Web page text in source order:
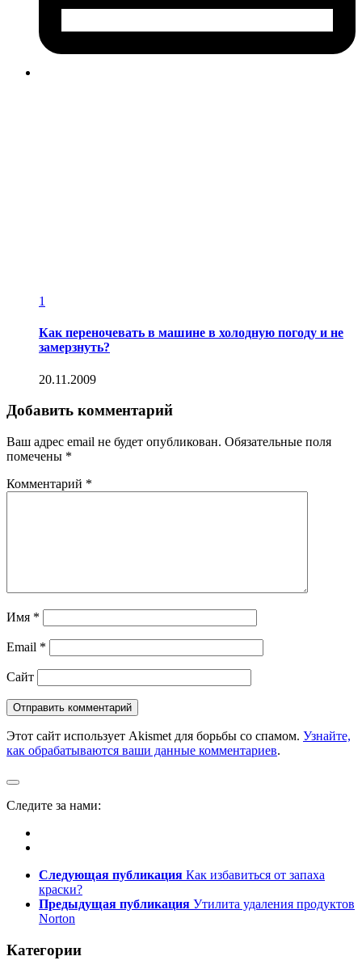
1
Как переночевать в машине в холодную погоду и не
замерзнуть?
20.11.2009
Добавить комментарий
Ваш адрес email не будет опубликован. Обязательные поля
помечены *
Комментарий *
Имя *
Email *
Сайт
Этот сайт использует Akismet для борьбы со спамом. Узнайте,
как обрабатываются ваши данные комментариев.
Следите за нами:
Следующая публикация Как избавиться от запаха
краски?
Предыдущая публикация Утилита удаления продуктов
Norton
Категории